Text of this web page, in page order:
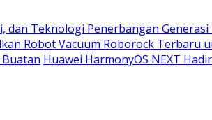
dan Teknologi Penerbangan Generasi
Robot Vacuum Roborock Terbaru
Huawei HarmonyOS NEXT